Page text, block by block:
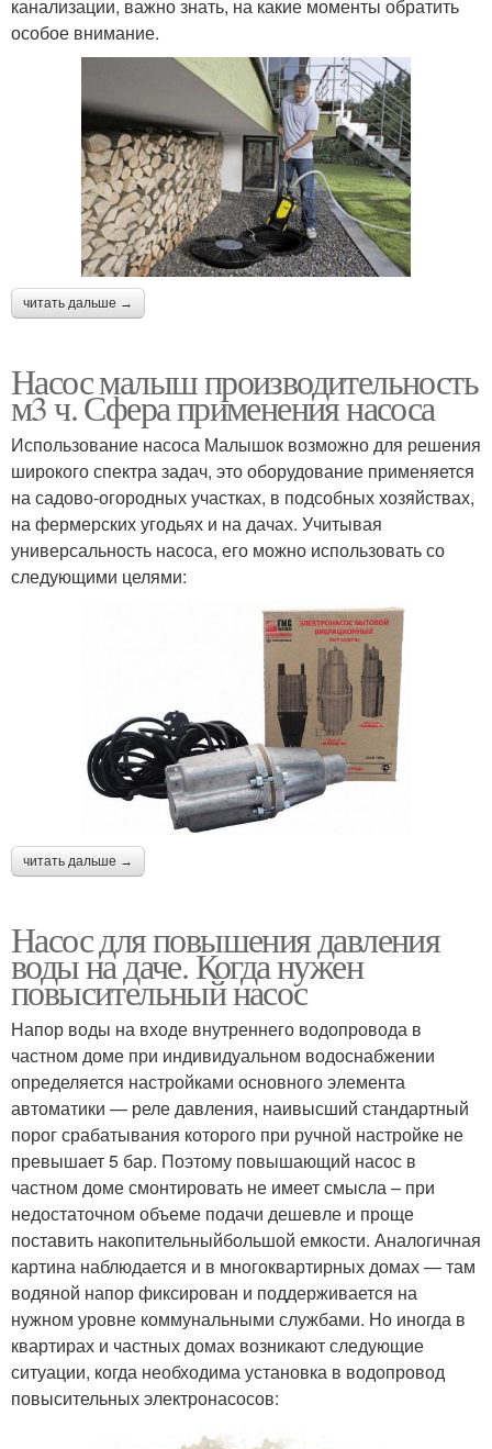
канализации, важно знать, на какие моменты обратить
особое внимание.
читать дальше →
Насос малыш производительность
м3 ч. Сфера применения насоса
Использование насоса Малышок возможно для решения
широкого спектра задач, это оборудование применяется
на садово-огородных участках, в подсобных хозяйствах,
на фермерских угодьях и на дачах. Учитывая
универсальность насоса, его можно использовать со
следующими целями:
читать дальше →
Насос для повышения давления
воды на даче. Когда нужен
повысительный насос
Напор воды на входе внутреннего водопровода в
частном доме при индивидуальном водоснабжении
определяется настройками основного элемента
автоматики — реле давления, наивысший стандартный
порог срабатывания которого при ручной настройке не
превышает 5 бар. Поэтому повышающий насос в
частном доме смонтировать не имеет смысла – при
недостаточном объеме подачи дешевле и проще
поставить накопительныйбольшой емкости. Аналогичная
картина наблюдается и в многоквартирных домах — там
водяной напор фиксирован и поддерживается на
нужном уровне коммунальными службами. Но иногда в
квартирах и частных домах возникают следующие
ситуации, когда необходима установка в водопровод
повысительных электронасосов: